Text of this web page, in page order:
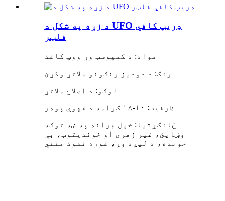
د زړه په شکل د UFO ډریپ کافي
فلټر
مواد: د کمپوسټ وړ ووپ کاغذ
رنګ: د دودیز رنګونو ملاتړ وکړئ
لوګو: د اصلاح ملاتړ
ظرفیت: ۱۰-۱۸ ګرامه د قهوې پوډر
ځانګړتیا: خپل برانډ په ښه توګه
وښایئ، غیر زهري او خوندیتوب، بې
خونده، د لیږد وړ، غوره نفوذ منني